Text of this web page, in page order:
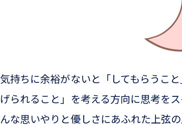
気持ちに余裕がないと「してもらうこ
げられること」を考える方向に思考
んな思いやりと優しさにあふれた上弦